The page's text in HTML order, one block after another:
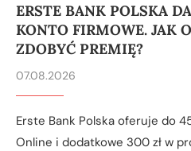
ERSTE BANK POLSKA
KONTO FIRMOWE. JAK
ZDOBYĆ PREMIĘ?
07.08.2026
Erste Bank Polska oferuje do
Online i dodatkowe 300 zł w